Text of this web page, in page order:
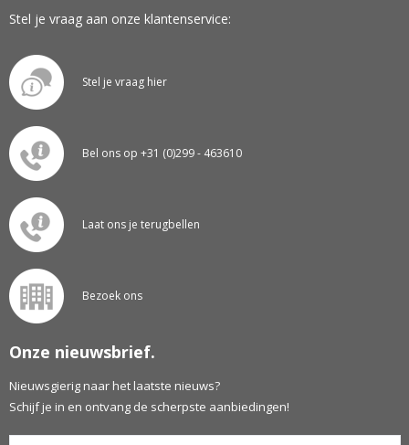
Stel je vraag aan onze klantenservice:
Stel je vraag hier
Bel ons op +31 (0)299 - 463610
Laat ons je terugbellen
Bezoek ons
Onze nieuwsbrief.
Nieuwsgierig naar het laatste nieuws?
Schijf je in en ontvang de scherpste aanbiedingen!